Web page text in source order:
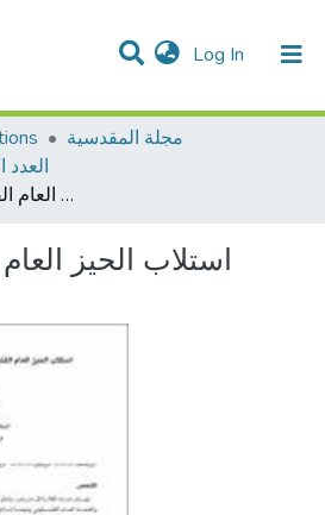
Log In (current)
& Collections
of DSpace
مجلة المقدسية
العدد
استلاب الحيز العام الفلسطيني في القدس
استلاب الحيز